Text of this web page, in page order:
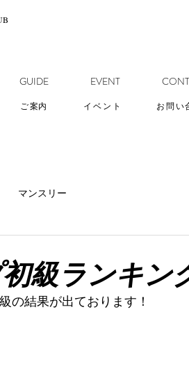
GUIDE EVENT
ご案内 イベント お問い
マンスリー
級ランキン
の結果が出ております！